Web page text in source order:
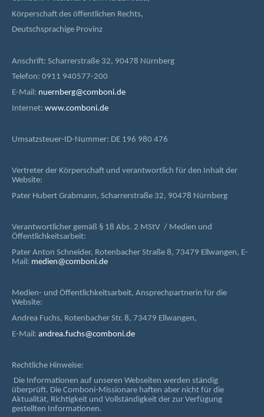
Körperschaft des öffentlichen Rechts,
Deutschsprachige Provinz
Anschrift: Scharrerstraße 32, 90478 Nürnberg
Telefon: 0911 940577-200
E-Mail: nuernberg@comboni.de
Internet: www.comboni.de
Umsatzsteuer-ID-Nummer: DE 196 980 476
Vertreter der Körperschaft und verantwortlich für den Inhalt der
Website:
Pater Hubert Grabmann, Scharrerstraße 32, 90478 Nürnberg
Verantwortlicher gemäß § 18 Abs. 2 MStV / Medien und
Öffentlichkeitsarbeit:
Pater Anton Schneider, Rotenbacher Straße 8, 73479 Ellwangen, E-
Mail: medien@comboni.de
Medien- und Öffentlichkeitsarbeit, Ansprechpartnerin für die
Website:
Andrea Fuchs, Rotenbacher Str. 8, 73479 Ellwangen,
E-Mail: andrea.fuchs@comboni.de
Rechtliche Hinweise:
Die Informationen auf unseren Webseiten werden ständig
überprüft. Die Comboni-Missionare haften aber nicht für die
Aktualität, Richtigkeit und Vollständigkeit der zur Verfügung
gestellten Informationen.